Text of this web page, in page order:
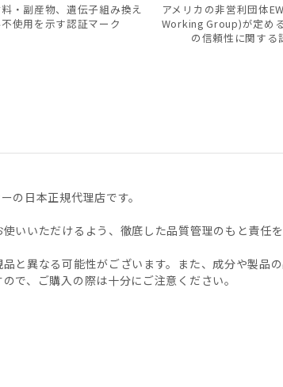
・副産物、遺伝子組み換え
使用を示す認証マーク
アメリカの非営利団体
Working Group)が定め
の信頼性に関する
の日本正規代理店です。
いいただけるよう、徹底した品質管理のもと責任
と異なる可能性がございます。また、成分や製
で、ご購入の際は十分にご注意ください。